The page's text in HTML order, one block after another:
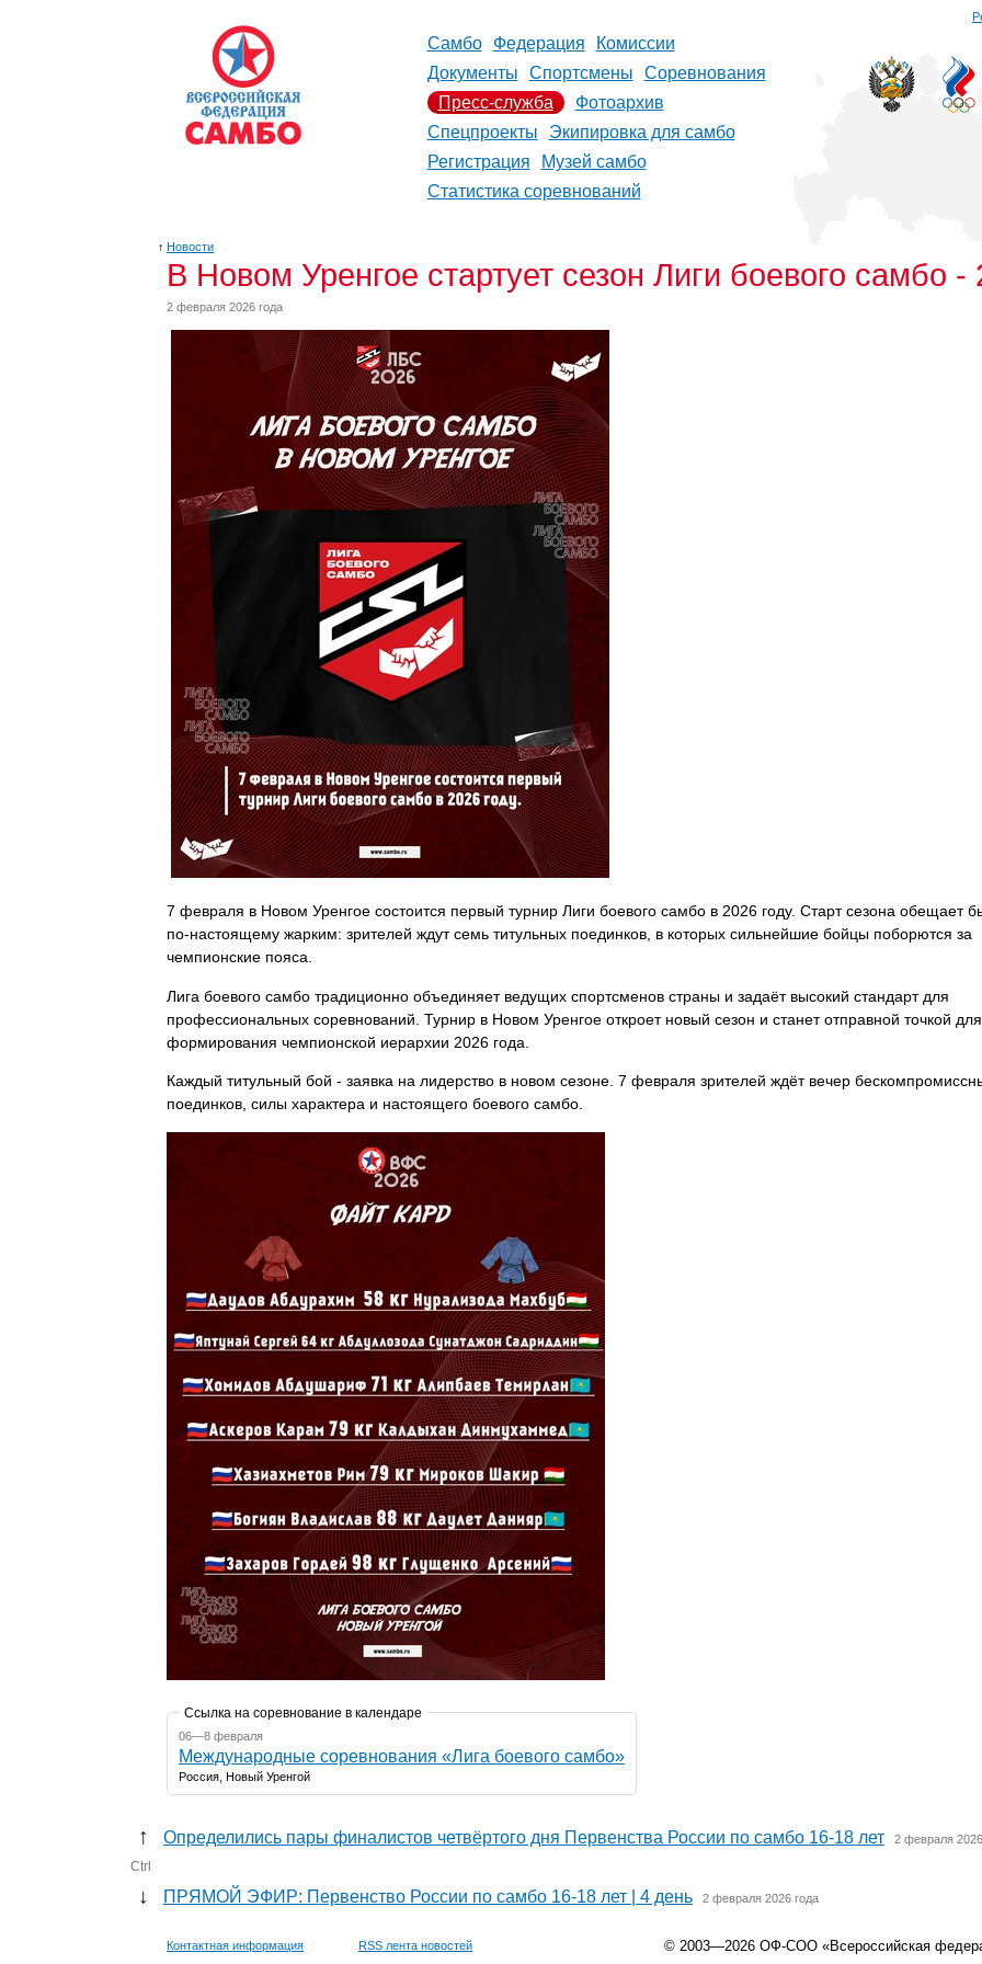
Самбо Федерация
Комиссии
Документы
Спортсмены
Соревнования
Пресс-служба
Фотоархив
Спецпроекты
Экипировка для самбо
Регистрация
Музей самбо
Статистика соревнований
↑ Новости
В Новом Уренгое стартует сезон Лиги боевого самбо -
2 февраля 2026 года
7 февраля в Новом Уренгое состоится первый турнир Лиги боевого самбо в 2026 году. Старт сезона обещает
по-настоящему жарким: зрителей ждут семь титульных поединков, в которых сильнейшие бойцы поборются за
чемпионские пояса.
Лига боевого самбо традиционно объединяет ведущих спортсменов страны и задаёт высокий стандарт для
профессиональных соревнований. Турнир в Новом Уренгое откроет новый сезон и станет отправной точкой для
формирования чемпионской иерархии 2026 года.
Каждый титульный бой - заявка на лидерство в новом сезоне. 7 февраля зрителей ждёт вечер
поединков, силы характера и настоящего боевого самбо.
Ссылка на соревнование в календаре
06—8 февраля
Международные соревнования «Лига боевого самбо»
Россия, Новый Уренгой
↑ Определились пары финалистов четвёртого дня Первенства России по самбо 16-18 лет 2 февраля
Ctrl
↓ ПРЯМОЙ ЭФИР: Первенство России по самбо 16-18 лет | 4 день 2 февраля 2026 года
Контактная информация
RSS лента новостей
© 2003—2026 ОФ-СОО «Всероссийская